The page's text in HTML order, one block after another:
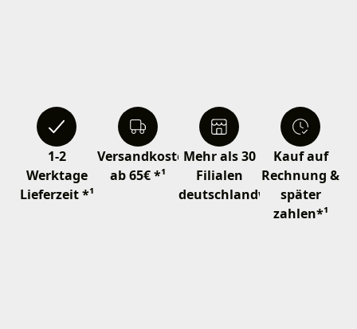
1-2
Werktage
Lieferzeit *¹
Versandkostenfrei
ab 65€ *¹
Mehr als 30
Filialen
deutschlandweit
Kauf auf
Rechnung &
später
zahlen*¹